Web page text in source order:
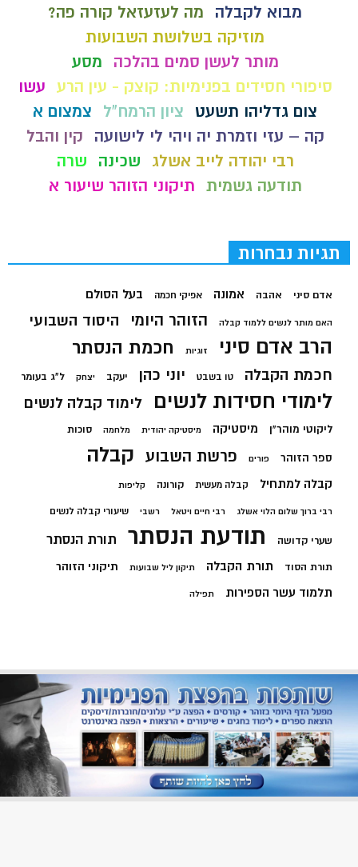
מבוא לקבלה
מה לעזעזאל קורה פה?
מוזיקה בשלושת השבועות
מותר לעשן סמים בהלכה
מסע
סיפורי חסידים בפנימיות: קוצק - עין הרע עשו
צום גדליהו תשעט
ציון הרמח"ל
צמצום א
קה – עזי וזמרת יה ויהי לי לישועה
קין והבל
רבי יהודה לייב אשלג
שכינה
שרה
תודעה גשמית תיקוני הזוהר שיעור א
תגיות נבחרות
אדם סיני אהבה אמונה אפיקי חכמה בעל הסולם
האם מותר לנשים ללמוד קבלה הזוהר היומי היסוד השבועי
הרב אדם סיני זוגיות חכמת הנסתר
חכמת הקבלה טו בשבט יוני כהן יעקב יצחק ל"ג בעומר
לימודי חסידות לנשים לימוד קבלה לנשים
ליקוטי מוהר"ן מיסטיקה מיסטיקה יהודית מלחמה סוכות
ספר הזוהר פורים פרשת השבוע קבלה
קבלה למתחיל קבלה מעשית קורונה קליפות
רבי ברוך שלום הלוי אשלג רבי חיים ויטאל רשבי שיעורי קבלה לנשים
שערי קדושה תודעת הנסתר תורת הנסתר
תורת הסוד תורת הקבלה תיקון ליל שבועות תיקוני הזוהר
תלמוד עשר הספירות תפילה